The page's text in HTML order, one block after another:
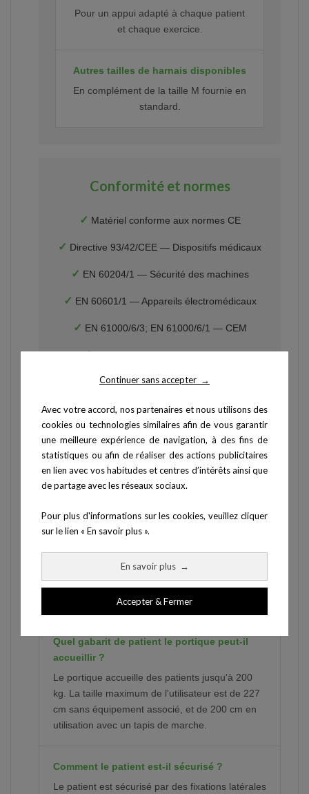
Continuer sans accepter →
Avec votre accord, nos partenaires et nous utilisons des
cookies ou technologies similaires afin de vous garantir
une meilleure expérience de navigation, à des fins de
statistiques ou afin de réaliser des actions publicitaires
en lien avec vos habitudes et centres d’intérêts ainsi que
de partage avec les réseaux sociaux.
Pour plus d'informations sur les cookies, veuillez cliquer
sur le lien « En savoir plus ».
En savoir plus →
Accepter & Fermer
Pour un appui adapté à chaque patient
et chaque exercice.
Autres tailles de harnais disponibles
En complément de la taille M fournie en
standard.
Conformité et normes
✓ Matériel conforme aux normes CE
✓ Directive 93/42/CEE — Dispositifs médicaux
✓ EN 60204/1 — Sécurité des machines
✓ EN 60601/1 — Appareils électromédicaux
✓ EN 61000/6/3; EN 61000/6/1 — CEM
✓Développé et fabriqué en France
Questions fréquentes
Comment fonctionne l'allègement de poids
sur le Portique Neuro 830 ?
gérés indépendamment, qui permettent un
allègement de la personne d'un côté ou des
deux simultanément, piloté via une
télécommande. Un indicateur numérique
mesure l'allègement de la charge de manière
unilatérale ou totale.
Quel gabarit de patient le portique peut-il
accueillir ?
Le portique accueille des patients jusqu'à 200
kg. La taille maximum de l'utilisateur est de 227
cm sans équipement associé, et de 200 cm en
utilisation avec un tapis de marche.
Comment le patient est-il sécurisé ?
Le patient est sécurisé par des fixations latérales